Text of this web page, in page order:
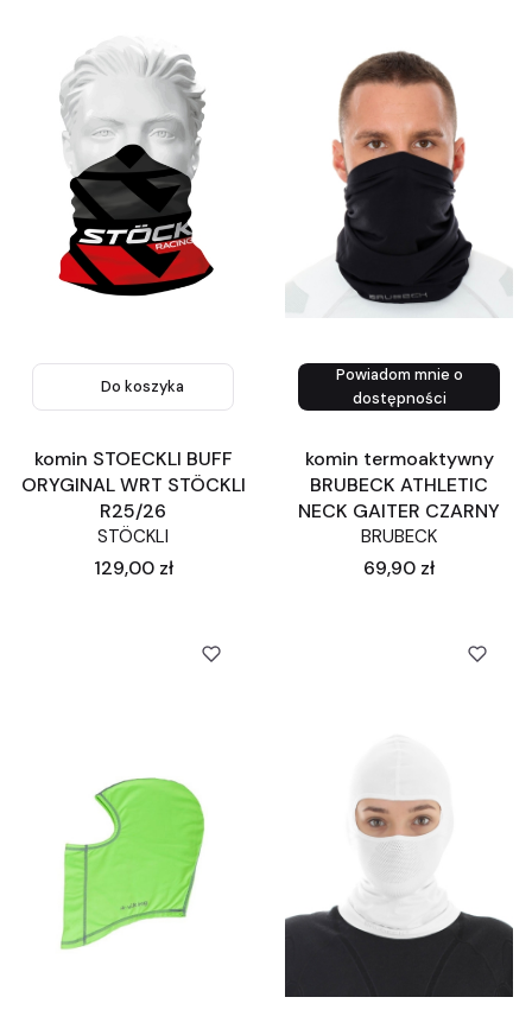
Do koszyka
komin STOECKLI BUFF
ORYGINAL WRT STÖCKLI
R25/26
STÖCKLI
Cena
129,00 zł
Zobacz produkt
Powiadom mnie o
dostępności
komin termoaktywny
BRUBECK ATHLETIC
NECK GAITER CZARNY
BRUBECK
Cena
69,90 zł